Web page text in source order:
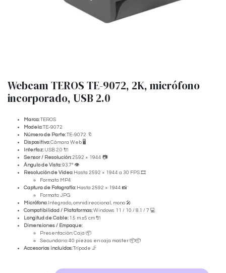
Webcam TEROS TE-9072, 2K, micrófono
incorporado, USB 2.0
Marca:TEROS
Modelo:TE-9072
Número de Parte:TE-9072 🔖
Dispositivo:Cámara Web 🖥️
Interfaz:USB 2.0 🔌
Sensor / Resolución:2592 × 1944 📷
Ángulo de Vista:93.7° 👁️
Resolución de Video:Hasta 2592 × 1944 a 30 FPS 🎞️
Formato: MP4
Captura de Fotografía:Hasta 2592 × 1944 📸
Formato: JPG
Micrófono:Integrado, omnidireccional, mono 🎤
Compatibilidad / Plataformas:Windows 11 / 10 / 8.1 / 7 💻
Longitud de Cable:1.5 m ±5 cm 🔌
Dimensiones / Empaque:
Presentación: Caja 📦
Secundario: 40 piezas en caja master 📦📦
Accesorios incluidos:Trípode 🦵